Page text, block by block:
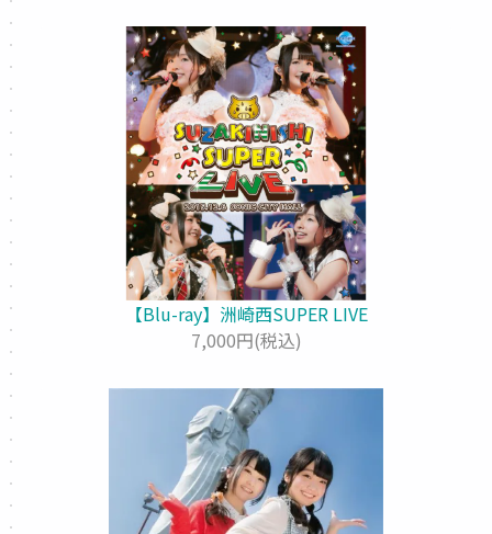
【Blu-ray】洲崎西SUPER LIVE
7,000円(税込)